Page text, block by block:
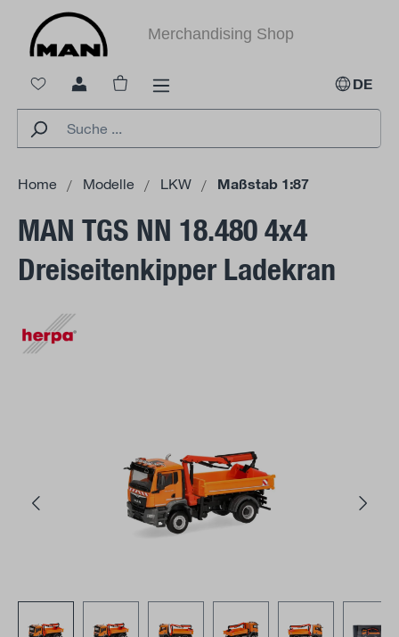
springen
Merchandising Shop
DE
Warenkorb enthält 0 Positionen. Der
Home Modelle LKW Maßstab 1:87
MAN TGS NN 18.480 4x4
Dreiseitenkipper Ladekran